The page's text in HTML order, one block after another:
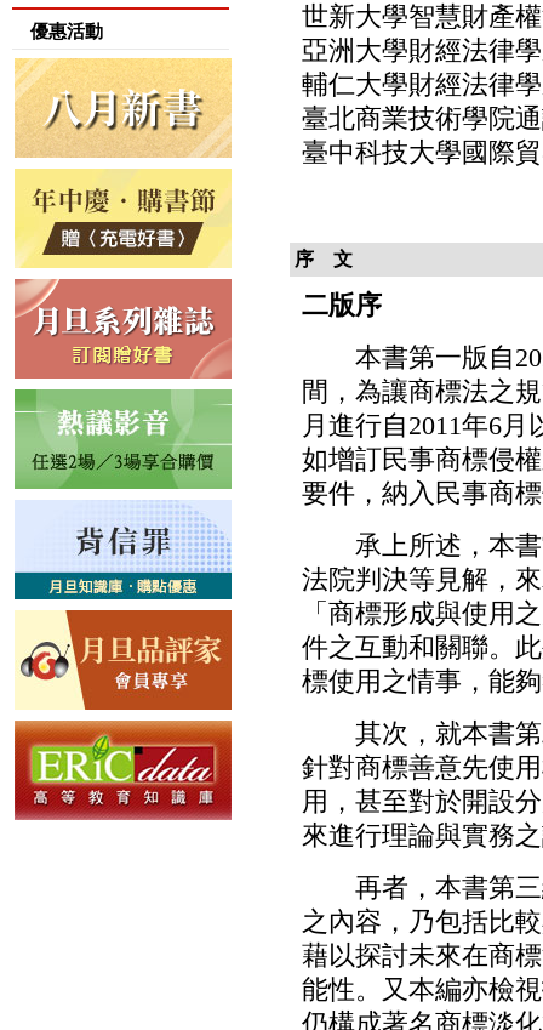
優惠活動
世新大學智慧財產
亞洲大學財經法律
輔仁大學財經法律
臺北商業技術學院
臺中科技大學國際
序 文
二版序
本書第一版自
間，為讓商標法之
月進行自2011年6
如增訂民事商標侵
要件，納入民事商
承上所述，本書
法院判決等見解，
「商標形成與使用
件之互動和關聯。
標使用之情事，能
其次，就本書第
針對商標善意先使
用，甚至對於開設
來進行理論與實務
再者，本書第三
之內容，乃包括比
藉以探討未來在商
能性。又本編亦檢
仍構成著名商標淡